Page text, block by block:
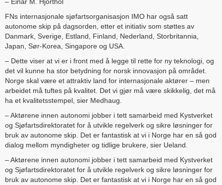
FNs internasjonale sjøfartsorganisasjon IMO har også satt
autonome skip på dagsorden, etter et initiativ som støttes av
Danmark, Sverige, Estland, Finland, Nederland, Storbritannia,
Japan, Sør-Korea, Singapore og USA.
– Dette viser at vi er i front med å legge til rette for ny teknologi, og
det vil kunne ha stor betydning for norsk innovasjon på området.
Norge skal være et attraktiv land for internasjonale aktører – men
arbeidet må tuftes på kvalitet. Det vi gjør må være skikkelig, det må
ha et kvalitetsstempel, sier Medhaug.
– Aktørene innen autonomi jobber i tett samarbeid med Kystverket
og Sjøfartsdirektoratet for å utvikle regelverk og sikre løsninger for
bruk av autonome skip. Det er fantastisk at vi i Norge har en så god
dialog mellom myndigheter og tidlige brukere, sier Ueland.
– Aktørene innen autonomi jobber i tett samarbeid med Kystverket
og Sjøfartsdirektoratet for å utvikle regelverk og sikre løsninger for
bruk av autonome skip. Det er fantastisk at vi i Norge har en så god